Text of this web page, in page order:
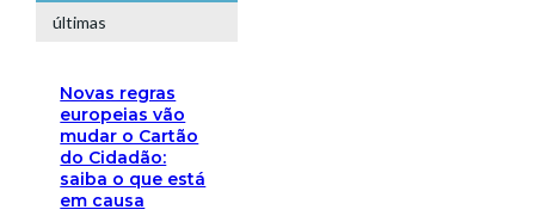
últimas
Novas regras
europeias vão
mudar o Cartão
do Cidadão:
saiba o que está
em causa